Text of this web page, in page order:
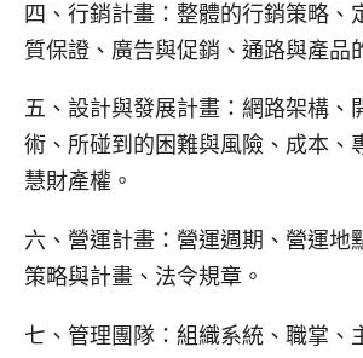
四、行銷計畫：整體的行銷策略、
質保證、廣告與促銷、通路與產品
五、設計與發展計畫：網路架構、
術、所碰到的困難與風險、成本、
慧財產權。
六、營運計畫：營運週期、營運地
策略與計畫、法令規章。
七、管理團隊：組織系統、職掌、